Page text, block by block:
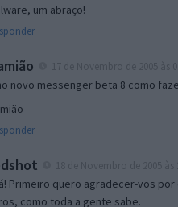
um abraço!
novo messenger beta 8 como
Primeiro quero agradecer-vos
como toda a gente sabe.